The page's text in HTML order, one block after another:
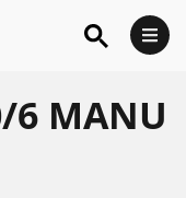
6 MANU